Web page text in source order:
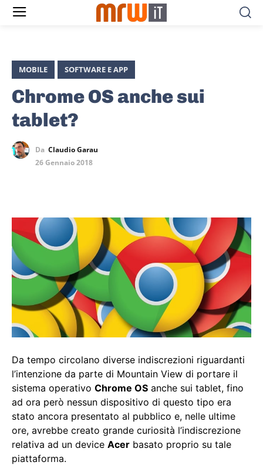
MOBILE SOFTWARE E APP
Chrome OS anche sui
tablet?
Da Claudio Garau
26 Gennaio 2018
Da tempo circolano diverse indiscrezioni riguardanti
l’intenzione da parte di Mountain View di portare il
sistema operativo Chrome OS anche sui tablet, fino
ad ora però nessun dispositivo di questo tipo era
stato ancora presentato al pubblico e, nelle ultime
ore, avrebbe creato grande curiosità l’indiscrezione
relativa ad un device Acer basato proprio su tale
piattaforma.